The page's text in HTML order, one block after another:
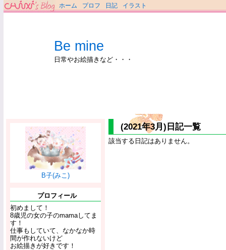
ホーム プロフ 日記 イラスト
Be mine
日常やお絵描きなど・・・
B子(みこ)
プロフィール
初めまして！
8歳児の女の子のmamaしてま
す！
仕事もしていて、なかなか時
間が作れないけど
お絵描きが好きです！
(2021年3月)日記一覧
該当する日記はありません。